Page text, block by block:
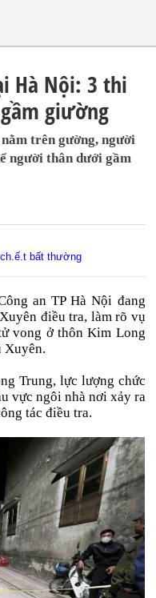
Hà Nội: 3 thi
giường
trên gường, người
người thân dưới gầm
bất thường
an TP Hà Nội đang
điều tra, làm rõ vụ
vong ở thôn Kim Long
Xuyên.
Trung, lực lượng chức
vực ngôi nhà nơi xảy ra
tác điều tra.